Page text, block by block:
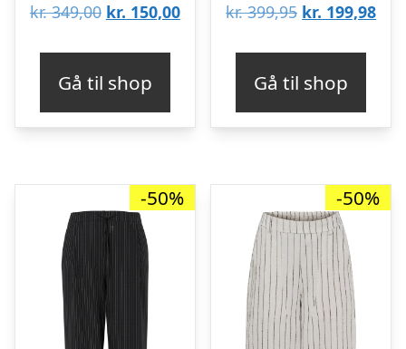
kr.349,00 Den
var:
kr. 349,00.
kr. 150,00Den
kr. 150,00.
Gå til shop
kr.399,95 Den
var:
kr. 399,95.
kr. 199,98Den
kr.
Gå til shop
-50% -50%